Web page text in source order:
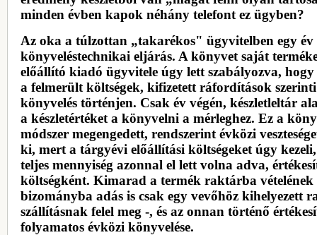
minden évben kapok néhány telefont ez ügyben?
Az oka a túlzottan „takarékos" ügyvitelben egy év
könyveléstechnikai eljárás. A könyvet saját
előállító kiadó ügyvitele úgy lett szabályozva, hogy
a felmerült költségek, kifizetett ráfordítások szerinti
könyvelés történjen. Csak év végén, készletleltár
a készletértéket a könyvelni a mérleghez. Ez a
módszer megengedett, rendszerint évközi
ki, mert a tárgyévi előállítási költségeket úgy
teljes mennyiség azonnal el lett volna adva,
költségként. Kimarad a termék raktárba vételének
bizományba adás is csak egy vevőhöz kihelyezett
szállításnak felel meg -, és az onnan történő
folyamatos évközi könyvelése.